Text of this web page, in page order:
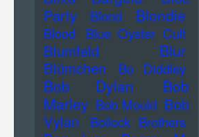
Party
Blond Blondie
Blood Blue Oyster Cult
Blumfeld Blur
Blümchen Bo Diddley
Bob Dylan
Bob
Marley Bob Mould Bob
Vylan
Bollock Brothers